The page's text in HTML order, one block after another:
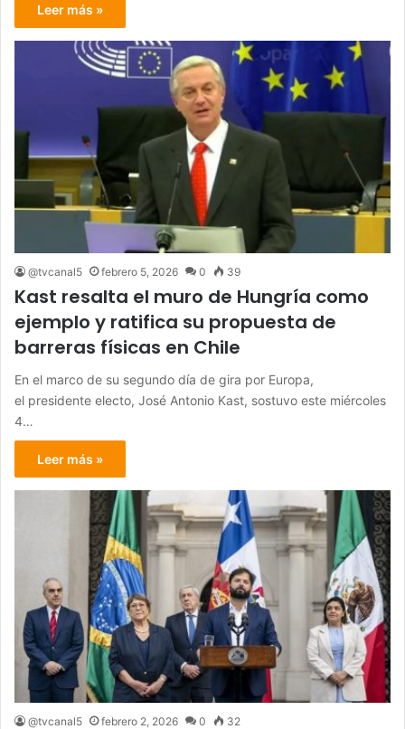
Leer más »
@tvcanal5 febrero 5, 2026 0 39
Kast resalta el muro de Hungría como
ejemplo y ratifica su propuesta de
barreras físicas en Chile
En el marco de su segundo día de gira por Europa,
el presidente electo, José Antonio Kast, sostuvo este miércoles
4…
Leer más »
@tvcanal5 febrero 2, 2026 0 32